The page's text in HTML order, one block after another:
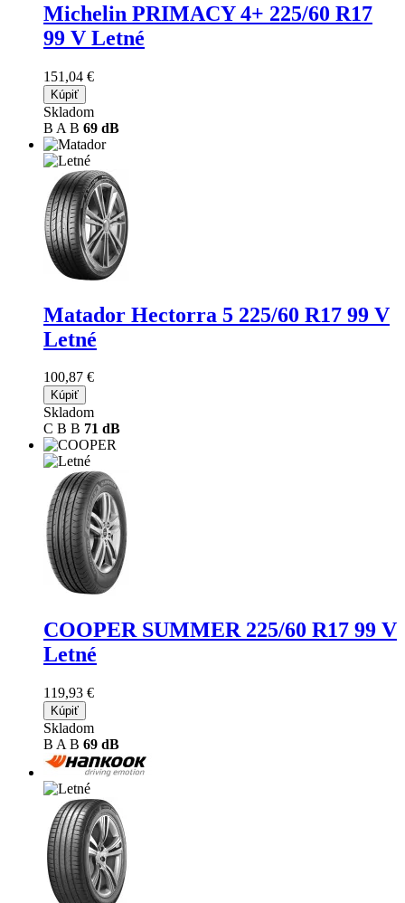
Michelin PRIMACY 4+ 225/60 R17
99 V Letné
151,04 €
Kúpiť
Skladom
B A B 69 dB
Matador Hectorra 5 225/60 R17 99 V
Letné
100,87 €
Kúpiť
Skladom
C B B 71 dB
COOPER SUMMER 225/60 R17 99 V
Letné
119,93 €
Kúpiť
Skladom
B A B 69 dB